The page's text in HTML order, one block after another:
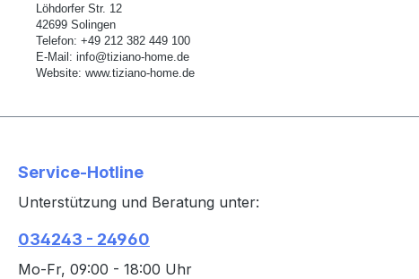
L öhdorfer Str. 12
42699 Solingen
Telefon: +49 212 382 449 100
E-Mail: info@tiziano-home.de
Website: www.tiziano-home.de
Service-Hotline
Unterstützung und Beratung unter:
034243 - 24960
Mo-Fr, 09:00 - 18:00 Uhr